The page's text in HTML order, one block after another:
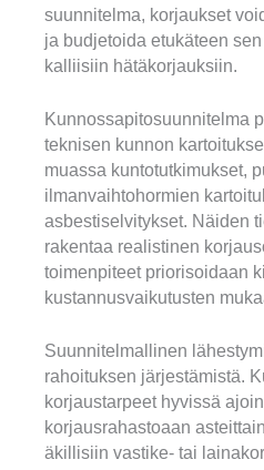
suunnitelma, korjaukset
ja budjetoida etukäteen
kalliisiin hätäkorjauksiin.
Kunnossapitosuunnitelma
teknisen kunnon
muassa kuntotutkimukset,
ilmanvaihtohormien
asbestiselvitykset. Näiden
rakentaa realistinen
toimenpiteet priorisoidaan
kustannusvaikutusten
Suunnitelmallinen
rahoituksen järjestämistä.
korjaustarpeet hyvissä
korjausrahastoaan
äkillisiin vastike- tai